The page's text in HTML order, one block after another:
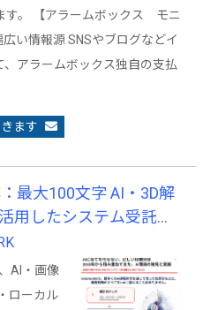
す。 【アラームボックス モニ
い情報源 SNSやブログなどイ
、アラームボックス独自の支払
ます
最大100文字 AI・3D解
用したシステム受託開
AI・画像
ローカル